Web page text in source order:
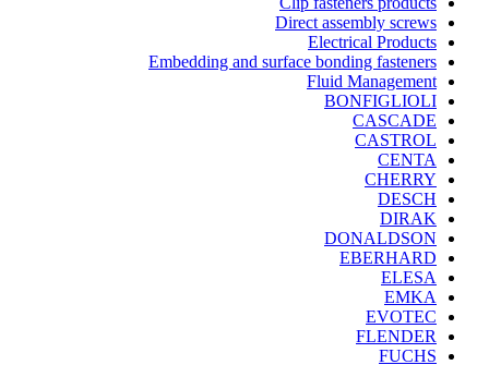
Direct assembly screws
Electrical Products
Embedding and surface bonding fasteners
Fluid Management
BONFIGLIOLI
CASCADE
CASTROL
CENTA
CHERRY
DESCH
DIRAK
DONALDSON
EBERHARD
ELESA
EMKA
EVOTEC
FLENDER
FUCHS